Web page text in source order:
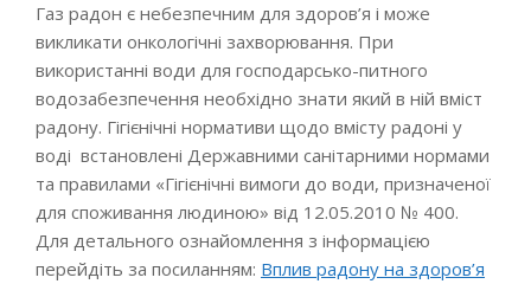
Газ радон є небезпечним для здоров’я і може
викликати онкологічні захворювання. При
використанні води для господарсько-питного
водозабезпечення необхідно знати який в ній вміст
радону. Гігієнічні нормативи щодо вмісту радоні у
воді встановлені Державними санітарними нормами
та правилами «Гігієнічні вимоги до води, призначеної
для споживання людиною» від 12.05.2010 № 400.
Для детального ознайомлення з інформацією
перейдіть за посиланням: Вплив радону на здоров’я